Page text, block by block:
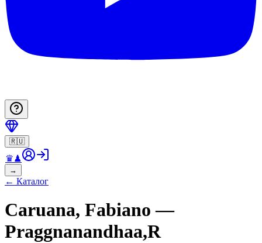
🇷🇺
♛♟
→
← Каталог
Caruana, Fabiano —
Praggnanandhaa,R